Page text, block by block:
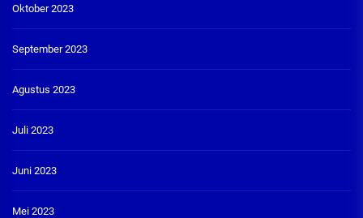
Oktober 2023
September 2023
Agustus 2023
Juli 2023
Juni 2023
Mei 2023